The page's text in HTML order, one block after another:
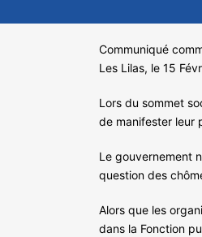
Communiqué
Les Lilas, le 15
Lors du sommet
de manifester leur
Le gouvernement
question des
Alors que les
dans la Fonction